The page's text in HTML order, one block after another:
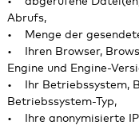
Abrufs,
• Menge der
• Ihren Browser,
Engine und Engine-
• Ihr Betriebssystem,
Betriebssystem-Typ,
• Ihre anonymisierte